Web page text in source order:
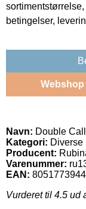
betingelser,
Webshop
Navn: Double
Kategori: Diverse
Producent:
Varenummer:
EAN:
Vurderet til 4.5 ud